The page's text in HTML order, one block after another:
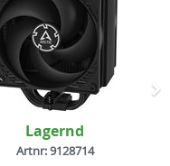
Lagernd
Artnr: 9128714